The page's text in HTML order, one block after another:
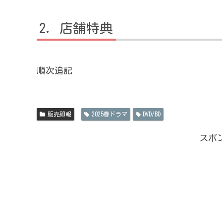
店舗特典
順次追記
販売即報 2025春ドラマ DVD/BD
スポ